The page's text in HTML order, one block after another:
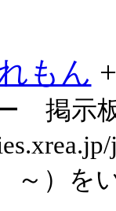
もん
掲示
～）を